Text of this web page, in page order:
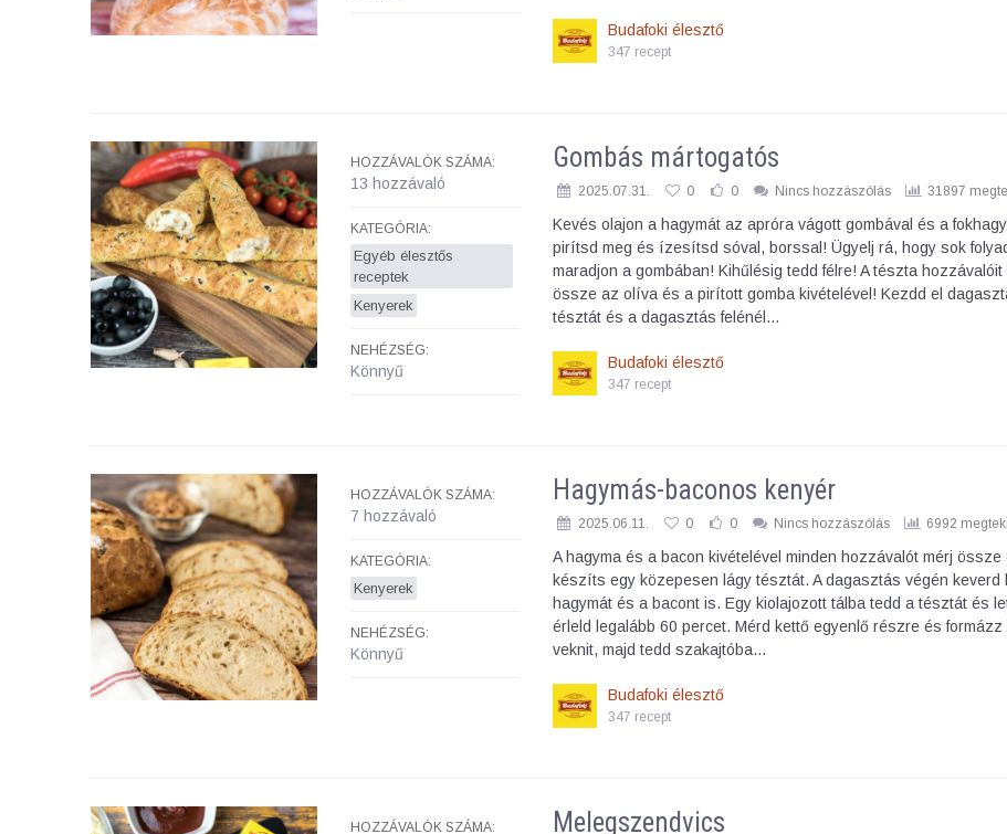
Budafoki élesztő
347 recept
HOZZÁVALÓK SZÁMA:
13 hozzávaló
KATEGÓRIA:
Egyéb élesztős
receptek
Kenyerek
NEHÉZSÉG:
Könnyű
Gombás mártogatós
2025.07.31. 0 0 Nincs hozzászólás 31897
Kevés olajon a hagymát az apróra vágott gombával és a
pirítsd meg és ízesítsd sóval, borssal! Ügyelj rá, hogy sok
maradjon a gombában! Kihűlésig tedd félre! A tészta hozzávalóit
össze az olíva és a pirított gomba kivételével! Kezdd el
tésztát és a dagasztás felénél…
Budafoki élesztő
347 recept
HOZZÁVALÓK SZÁMA:
7 hozzávaló
KATEGÓRIA:
Kenyerek
NEHÉZSÉG:
Könnyű
Hagymás-baconos kenyér
2025.06.11. 0 0 Nincs hozzászólás 6992
A hagyma és a bacon kivételével minden hozzávalót mérj össze
készíts egy közepesen lágy tésztát. A dagasztás végén keverd
hagymát és a bacont is. Egy kiolajozott tálba tedd a tésztát és
érleld legalább 60 percet. Mérd kettő egyenlő részre és formázz
veknit, majd tedd szakajtóba…
Budafoki élesztő
347 recept
HOZZÁVALÓK SZÁMA: Melegszendvics